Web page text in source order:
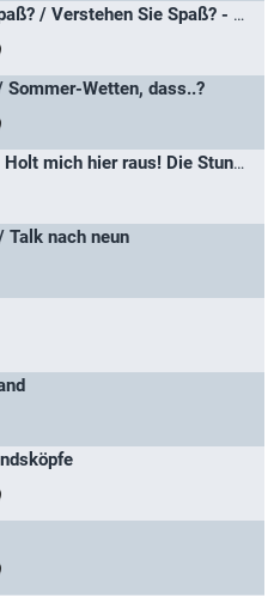
Verstehen Sie Spaß? / Verstehen Sie Spaß? - Die Hallervorden-Show
Sommer-Wetten, dass..?
Ich bin ein Star - Holt mich hier raus! Die Stunde danach
Talk nach neun